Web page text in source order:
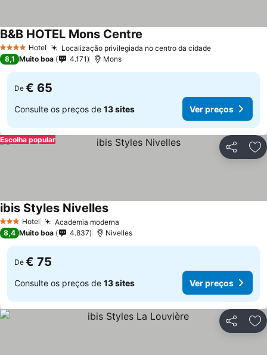
4 EstrelasHotel Localização privilegiada no centro da cidadeVer preços
B&B HOTEL Mons Centre
8,1 Muito boa 4.171 Mons
De € 65
Consulte os preços de 13 sites Ver preços
Partilhar
Escolha popular
3 EstrelasHotel Academia moderna
ibis Styles NivellesVer preços
8,4 Muito boa 4.837 Nivelles
De € 75
Consulte os preços de 13 sites Ver preços
Partilhar